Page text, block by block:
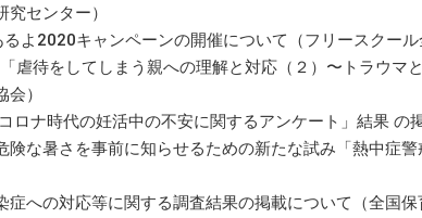
センター）
るよ2020キャンペーンの開催について（フリースクー
虐待をしてしまう親への理解と対応（２）〜トラウマ
）
ロナ時代の妊活中の不安に関するアンケート」結果 の
険な暑さを事前に知らせるための新たな試み「熱中症
症への対応等に関する調査結果の掲載について（全国保